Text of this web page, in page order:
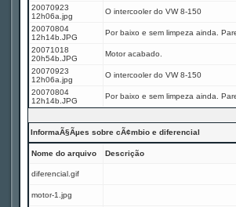
20070923
12h06a.jpg
O intercooler do VW 8-150
20070804
12h14b.JPG
Por baixo e sem limpeza ainda.
20071018
20h54b.JPG
Motor acabado.
20070923
12h06a.jpg
O intercooler do VW 8-150
20070804
12h14b.JPG
Por baixo e sem limpeza ainda.
InformaÃ§Ãµes sobre cÃ¢mbio e diferencial
Nome do arquivo Descrição
diferencial.gif
motor-1.jpg